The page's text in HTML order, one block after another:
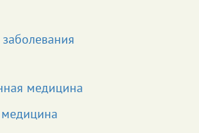
медицина